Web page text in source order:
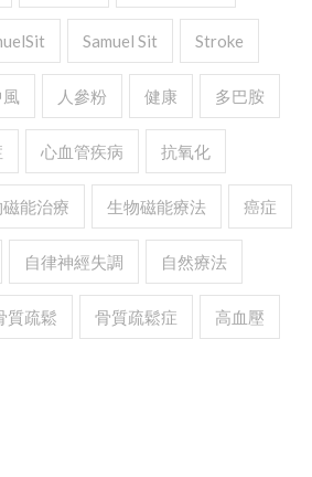
Samuel Sit Stroke
風 人參粉 健康 多巴胺
心血管疾病 抗氧化
能治療 生物磁能療法 癌症
自律神經失調 自然療法
質疏鬆 骨質疏鬆症 高血壓